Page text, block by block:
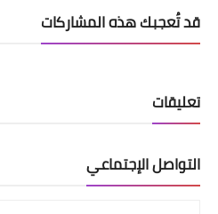
قد تُعجبك هذه المشاركات
تعليقات
التواصل الإجتماعي